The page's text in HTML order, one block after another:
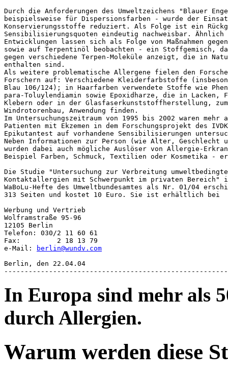
Durch die Anforderungen des Umweltzeichens "Blauer
beispielsweise für Dispersionsfarben - wurde der
Konservierungsstoffe reduziert. Als Folge ist ein
Sensibilisierungsquoten eindeutig nachweisbar.
Entwicklungen lassen sich als Folge von Maßnahmen
sowie auf Terpentinöl beobachten - ein Stoffgemisch,
gegen verschiedene Terpen-Moleküle anzeigt, die in
enthalten sind.
Als weitere problematische Allergene fielen den
Forschern auf: Verschiedene Kleiderfarbstoffe
Blau 106/124); in Haarfarben verwendete Stoffe wie
para-Toluylendiamin sowie Epoxidharze, die in Lacken,
Klebern oder in der Glasfaserkunststoffherstellung,
Windrotorenbau, Anwendung finden.
Im Untersuchungszeitraum von 1995 bis 2002 waren
Patienten mit Ekzemen in dem Forschungsprojekt des
Epikutantest auf vorhandene Sensibilisierungen
Neben Informationen zur Person (wie Alter, Geschlecht
wurden dabei auch mögliche Auslöser von Allergie-
Beispiel Farben, Schmuck, Textilien oder Kosmetika -
Die Studie "Untersuchung zur Verbreitung
Kontaktallergien mit Schwerpunkt im privaten
WaBoLu-Hefte des Umweltbundesamtes als Nr. 01/04
313 Seiten und kostet 10 Euro. Sie ist erhältlich bei
Werbung und Vertrieb
Wolframstraße 95-96
12105 Berlin
Telefon: 030/2 11 60 61
Fax:         2 18 13 79
e-Mail:
berlin@wundv.com
Berlin, den 22.04.04
In Europa sind mehr als
durch Allergien.
Warum werden diese